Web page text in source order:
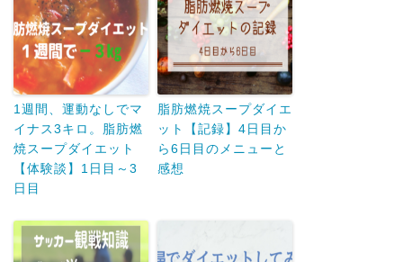
1週間、運動なしでマ
イナス3キロ。脂肪燃
焼スープダイエット
【体験談】1日目～3
日目
脂肪燃焼スープダイエ
ット【記録】4日目か
ら6日目のメニューと
感想